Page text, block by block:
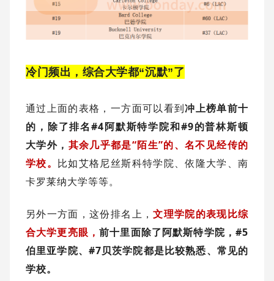
冷门频出， 综合大学都“沉默”了
通过上面的表格，一方面可以看到冲上榜单前十
的，除了排名#4阿默斯特学院和#9的普林斯顿
大学外， 其余几乎都是“陌生”的、名不见经传的
学校。 比如艾格尼丝斯科特学院、依隆大学、南
卡罗莱纳大学等等。
另外一方面，这份排名上，文理学院的表现比综
合大学更亮眼，前十里面除了阿默斯特学院，#5
伯里亚学院、#7贝茨学院都是比较熟悉、常见的
学校。